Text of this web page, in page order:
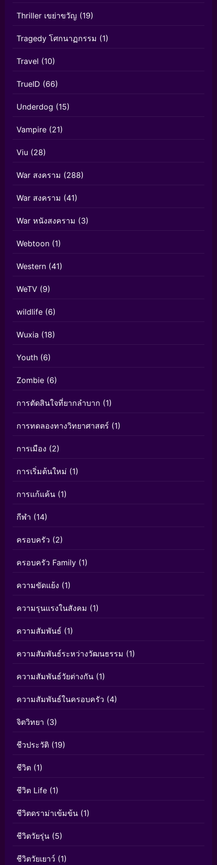
Thriller เขย่าขวัญ (19)
Tragedy โศกนาฏกรรม (1)
Travel (10)
TrueID (66)
Underdog (15)
Vampire (21)
Viu (28)
War สงคราม (288)
War สงคราม (41)
War หนังสงคราม (3)
Webtoon (1)
Western (41)
WeTV (9)
wildlife (6)
Wuxia (18)
Youth (6)
Zombie (6)
การตัดสินใจที่ยากลำบาก (1)
การทดลองทางวิทยาศาสตร์ (1)
การเมือง (2)
การเริ่มต้นใหม่ (1)
การแก้แค้น (1)
กีฬา (14)
ครอบครัว (2)
ครอบครัว Family (1)
ความขัดแย้ง (1)
ความรุนแรงในสังคม (1)
ความสัมพันธ์ (1)
ความสัมพันธ์ระหว่างวัฒนธรรม (1)
ความสัมพันธ์วัยต่างกัน (1)
ความสัมพันธ์ในครอบครัว (4)
จิตวิทยา (3)
ชีวประวัติ (19)
ชีวิต (1)
ชีวิต Life (1)
ชีวิตดราม่าเข้มข้น (1)
ชีวิตวัยรุ่น (5)
ชีวิตวัยเยาว์ (1)